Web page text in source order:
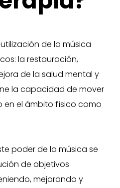
de la música
la restauración,
de la salud mental y
la capacidad de mover
en el ámbito físico como
poder de la música se
de objetivos
mejorando y